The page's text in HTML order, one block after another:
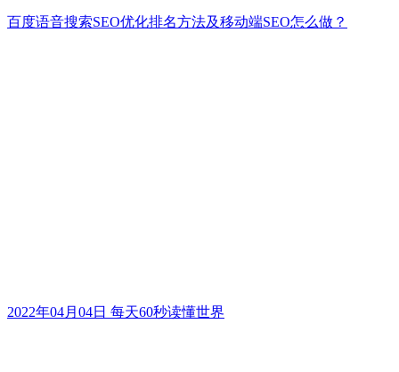
百度语音搜索SEO优化排名方法及移动端SEO怎么做？
2022年04月04日 每天60秒读懂世界